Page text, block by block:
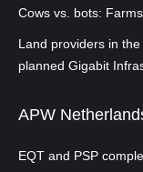
Cows vs. bots:
Land providers in
planned Gigabit
APW
EQT and PSP